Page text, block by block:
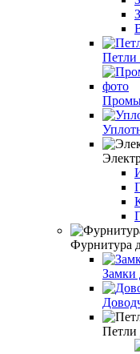
Фурнитура
Замки
Петли